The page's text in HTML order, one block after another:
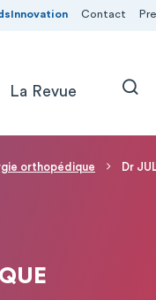
Contact
La Revue
orthopédique Dr